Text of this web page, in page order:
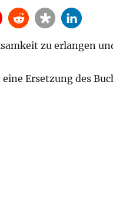
zu erlangen
Ersetzung des